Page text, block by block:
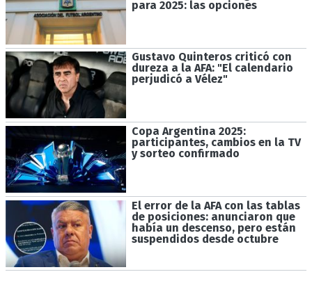
para 2025: las opciones
Gustavo Quinteros criticó con
dureza a la AFA: "El calendario
perjudicó a Vélez"
Copa Argentina 2025:
participantes, cambios en la TV
y sorteo confirmado
El error de la AFA con las tablas
de posiciones: anunciaron que
había un descenso, pero están
suspendidos desde octubre